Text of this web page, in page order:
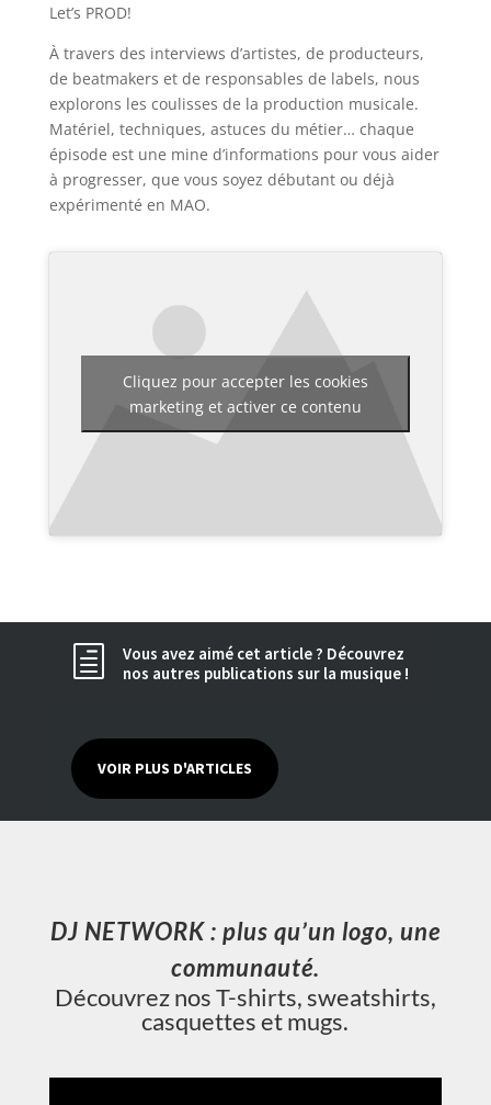
Let’s PROD!
À travers des interviews d’artistes, de producteurs,
de beatmakers et de responsables de labels, nous
explorons les coulisses de la production musicale.
Matériel, techniques, astuces du métier… chaque
épisode est une mine d’informations pour vous aider
à progresser, que vous soyez débutant ou déjà
expérimenté en MAO.
Cliquez pour accepter les cookies
marketing et activer ce contenu
h
Vous avez aimé cet article ? Découvrez
nos autres publications sur la musique !
VOIR PLUS D'ARTICLES
DJ NETWORK : plus qu’un logo, une
communauté.
Découvrez nos T-shirts, sweatshirts,
casquettes et mugs.